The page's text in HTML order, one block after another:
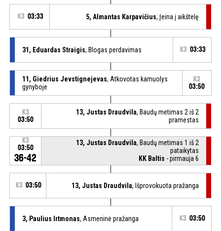
K3 03:33 5, Almantas Karpavičius, Įeina į aikštelę
31, Eduardas Straigis, Blogas perdavimas K3 03:33
11, Giedrius Jevstignejevas, Atkovotas kamuolys
gynyboje
K3
03:50
K3
03:50
13, Justas Draudvila, Baudų metimas 2 iš 2
pramestas
K3
03:50
36-42
13, Justas Draudvila, Baudų metimas 1 iš 2
pataikytas
KK Baltis - pirmauja 6
K3 03:50 13, Justas Draudvila, Išprovokuota pražanga
3, Paulius Irtmonas, Asmeninė pražanga K3 03:50